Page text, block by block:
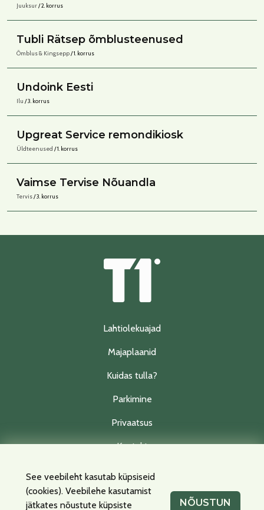
Juuksur/ 2. korrus
Tubli Rätsep õmblusteenused
Õmblus & Kingsepp/ 1. korrus
Undoink Eesti
Ilu / 3. korrus
Upgreat Service remondikiosk
Üldteenused / 1. korrus
Vaimse Tervise Nõuandla
Tervis/ 3. korrus
Lahtiolekuajad
Majaplaanid
Kuidas tulla?
Parkimine
Privaatsus
Kontakt
Instagram
See veebileht kasutab küpsiseid
(cookies). Veebilehe kasutamist
jätkates nõustute küpsiste
NÕUSTUN